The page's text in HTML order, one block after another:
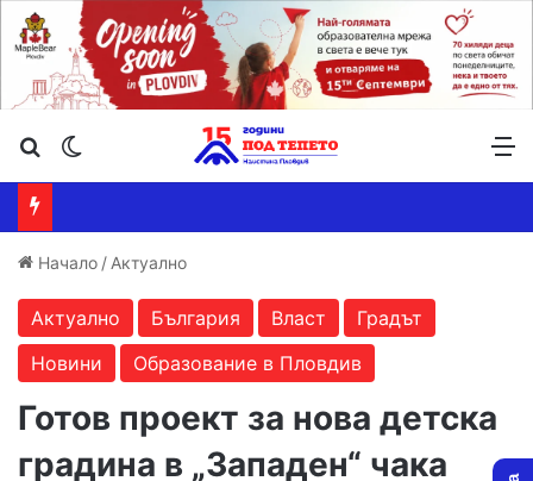
Търсене ...
Начало / Актуално
Актуално България Власт
Градът
Новини
Образование в Пловдив
Готов проект за нова детска
градина в „Западен“ чака